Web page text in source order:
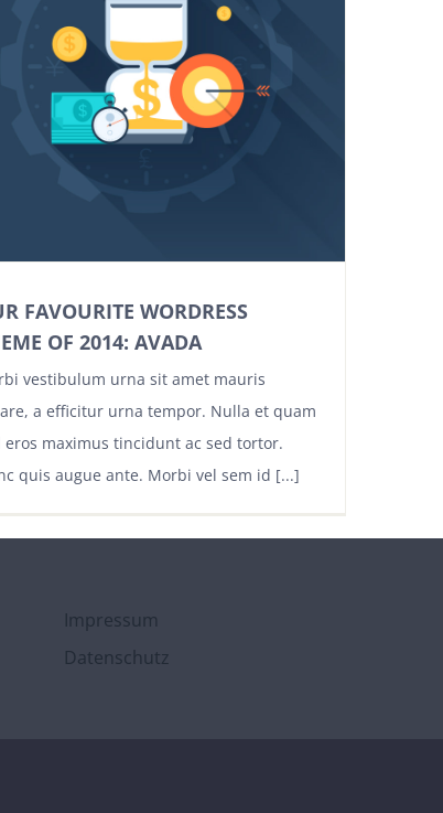
FAVOURITE WORDRESS
OF 2014: AVADA
vestibulum urna sit amet mauris
a efficitur urna tempor. Nulla et quam
eros maximus tincidunt ac sed tortor.
quis augue ante. Morbi vel sem id [...]
Impressum
Datenschutz